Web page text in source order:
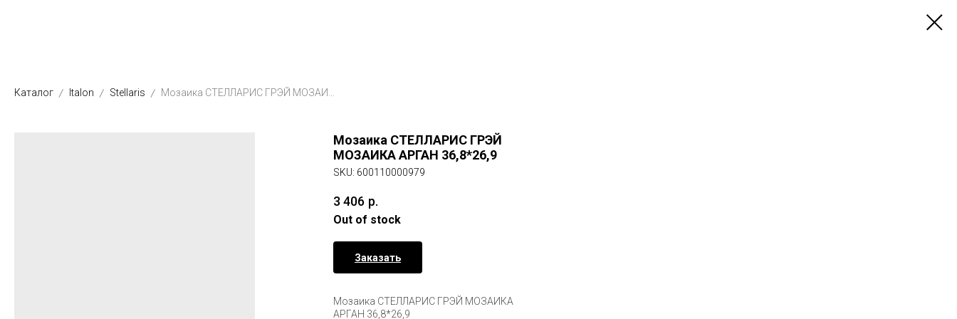
Каталог Italon Stellaris
Мозаика СТЕЛЛАРИС ГРЭЙ
МОЗАИКА АРГАН 36,8*26,9
SKU: 600110000979
3 406 р.
Out of stock
Заказать
Мозаика СТЕЛЛАРИС ГРЭЙ МОЗАИКА
АРГАН 36,8*26,9